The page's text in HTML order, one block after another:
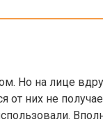
Но на лице
от них не